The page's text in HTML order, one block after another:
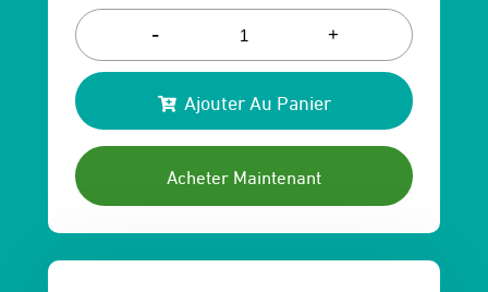
prix
initial
était :
224 Dhs.
prix
actuel
est :
200 Dhs.
- +
Ajouter Au Panier
Acheter Maintenant